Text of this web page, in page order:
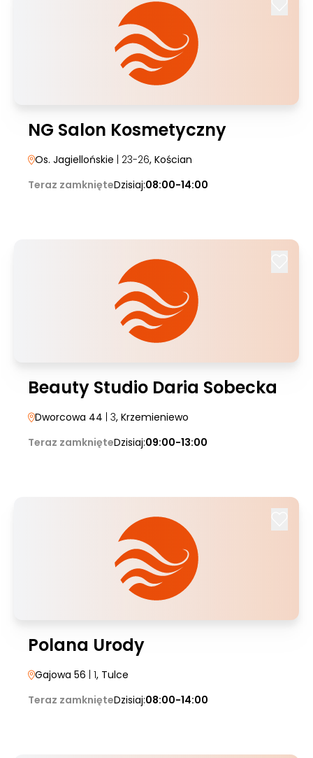
NG Salon Kosmetyczny
Os. Jagiellońskie | 23-26, Kościan
Teraz zamknięteDzisiaj:08:00-14:00
Beauty Studio Daria Sobecka
Dworcowa 44 | 3, Krzemieniewo
Teraz zamknięteDzisiaj:09:00-13:00
Polana Urody
Gajowa 56 | 1, Tulce
Teraz zamknięteDzisiaj:08:00-14:00